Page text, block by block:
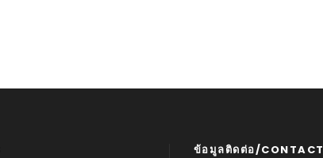
ข้อมูลติดต่อ/CONTACT